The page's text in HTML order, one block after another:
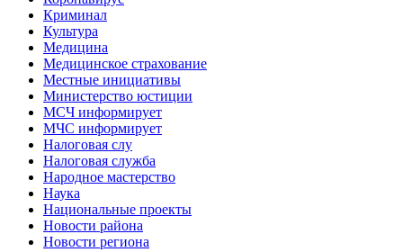
Криминал
Культура
Медицина
Медицинское страхование
Местные инициативы
Министерство юстиции
МСЧ информирует
МЧС информирует
Налоговая слу
Налоговая служба
Народное мастерство
Наука
Национальные проекты
Новости района
Новости региона